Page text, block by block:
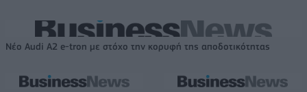
Νέο Audi A2 e-tron με στόχο την κορυφή της αποδοτικότητας